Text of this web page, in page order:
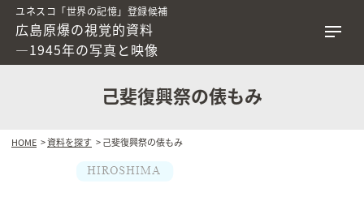
ユネスコ「世界の記憶」登録候補
広島原爆の視覚的資料
―1945年の写真と映像
己斐復興祭の俵もみ
HOME >資料を探す > 己斐復興祭の俵もみ